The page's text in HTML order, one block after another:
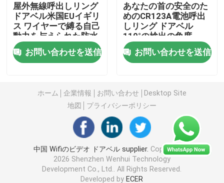
Zigbeeの接触スイッチ
Wifiのスマートなソケット
Homekitのスマートなソケット
自己動力を与えられた無線スイッチ
スマートアラームセンサー
屋外無線呼出しリング
ドアベル米国EUイギリ
ス ワイヤーで縛る自己
動力を与えられた防水
ドアベル無し300M
お問い合わせを送信
あなたの首の安全のた
めのCR123A電池呼出
しリング ドアベル
110°の検出の角度
お問い合わせを送信
ホーム 企業情報 お問い合わせ
Desktop Site
地図
プライバシーポリシー
中国 Wifiのビデオ ドアベル supplier. Copyright ©
2026 Shenzhen Wenhui Technology
Development Co., Ltd.. All Rights Reserved.
Developed by ECER